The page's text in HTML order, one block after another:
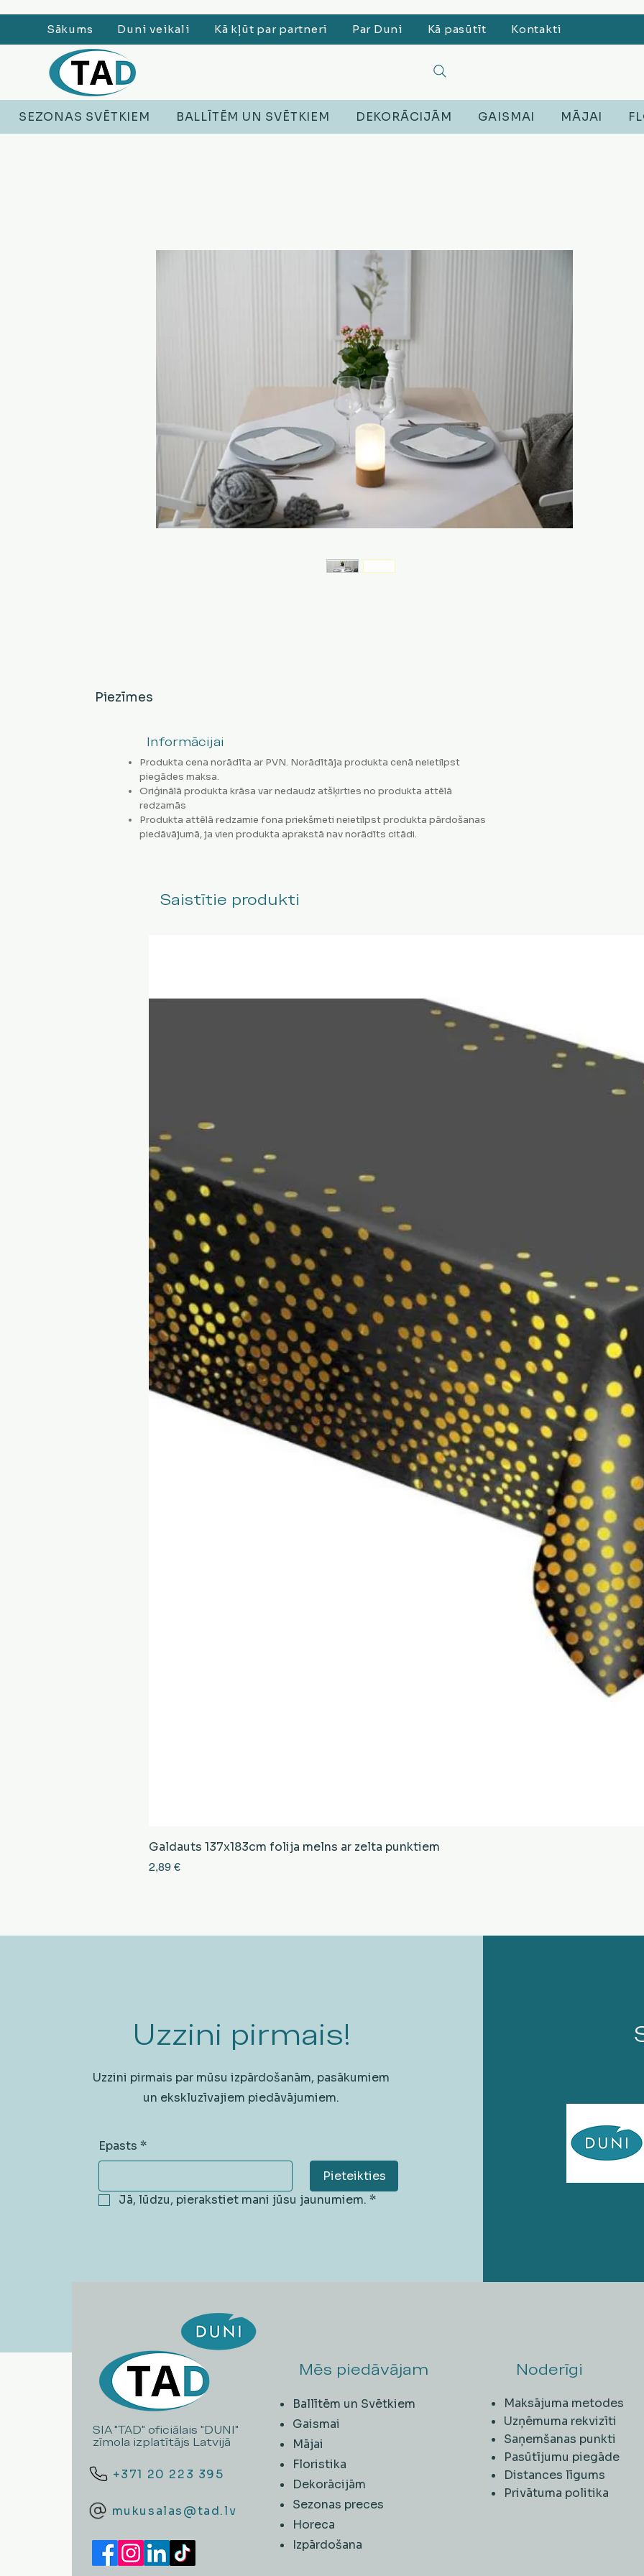
Sākums Duni veikali Kā kļūt par partneri Par Duni Kā pasūtīt Kontakti
SEZONAS SVĒTKIEM BALLĪTĒM UN SVĒTKIEM DEKORĀCIJĀM GAISMAI MĀJAI
Piezīmes
Informācijai
Produkta cena norādīta ar PVN. Norādītāja produkta cenā neietilpst
piegādes maksa.
Oriģinālā produkta krāsa var nedaudz atšķirties no produkta attēlā
redzamās
Produkta attēlā redzamie fona priekšmeti neietilpst produkta pārdošanas
piedāvājumā, ja vien produkta aprakstā nav norādīts citādi.
Saistītie produkti
Galdauts 137x183cm folija melns ar zelta punktiem
Cena
2,89 €
Uzzini pirmais!
Uzzini pirmais par mūsu izpārdošanām, pasākumiem
un ekskluzīvajiem piedāvājumiem.
Epasts *
Pieteikties
Jā, lūdzu, pierakstiet mani jūsu jaunumiem. *
SIA "TAD" oficiālais "DUNI"
zīmola izplatītājs Latvijā
+371 20 223 395
mukusalas@tad.lv
Mēs piedāvājam
Ballītēm un Svētkiem
Gaismai
Mājai
Floristika
Dekorācijām
Sezonas preces
Horeca
​Izpārdošana
Noderīgi
Maksājuma metodes
Uzņēmuma rekvizīti
Saņemšanas punkti
Pasūtījumu piegāde
Distances līgums
Privātuma politika